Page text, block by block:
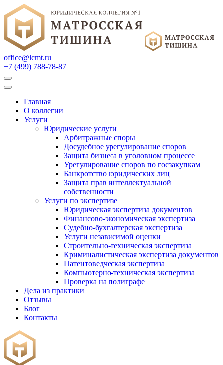
office@lcmt.ru
+7 (499) 788-78-87
Главная
О коллегии
Услуги
Юридические услуги
Арбитражные споры
Досудебное урегулирование споров
Защита бизнеса в уголовном процессе
Урегулирование споров по госзакупкам
Банкротство юридических лиц
Защита прав интеллектуальной
собственности
Услуги по экспертизе
Юридическая экспертиза документов
Финансово-экономическая экспертиза
Судебно-бухгалтерская экспертиза
Услуги независимой оценки
Строительно-техническая экспертиза
Криминалистическая экспертиза документов
Патентоведческая экспертиза
Компьютерно-техническая экспертиза
Проверка на полиграфе
Дела из практики
Отзывы
Блог
Контакты